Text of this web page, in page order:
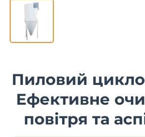
Пиловий
Ефективне
повітря та